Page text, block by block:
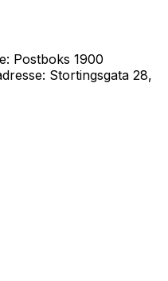
Postboks 1900
Stortingsgata 28,